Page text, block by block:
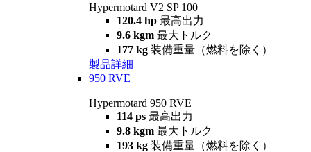
Hypermotard V2 SP 100
120.4 hp 最高出力
9.6 kgm 最大トルク
177 kg 装備重量（燃料を除く）
製品詳細
950 RVE
Hypermotard 950 RVE
114 ps 最高出力
9.8 kgm 最大トルク
193 kg 装備重量（燃料を除く）